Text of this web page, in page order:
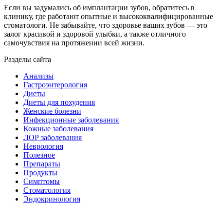
Если вы задумались об имплантации зубов, обратитесь в
клинику, где работают опытные и высококвалифицированные
стоматологи. Не забывайте, что здоровье ваших зубов — это
залог красивой и здоровой улыбки, а также отличного
самочувствия на протяжении всей жизни.
Разделы сайта
Анализы
Гастроэнтерология
Диеты
Диеты для похудения
Женские болезни
Инфекционные заболевания
Кожные заболевания
ЛОР заболевания
Неврология
Полезное
Препараты
Продукты
Симптомы
Стоматология
Эндокринология